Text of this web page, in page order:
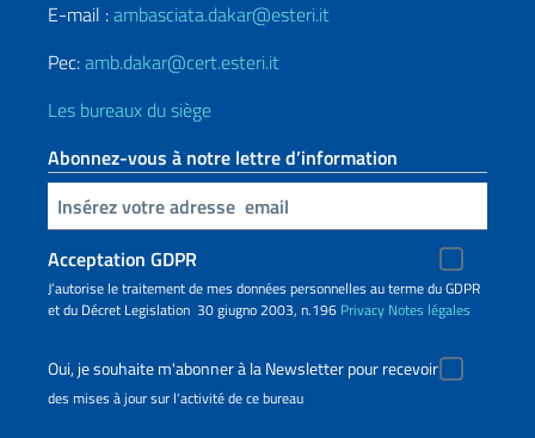
E-mail :ambasciata.dakar@esteri.it
Pec:amb.dakar@cert.esteri.it
Les bureaux du siège
Abonnez-vous à notre lettre d’information
Insert your email
Acceptation GDPR
J’autorise le traitement de mes données personnelles au terme du GDPR
et du Décret Legislation 30 giugno 2003, n.196 Privacy Notes légales
Oui, je souhaite m'abonner à la Newsletter pour recevoir
des mises à jour sur l'activité de ce bureau